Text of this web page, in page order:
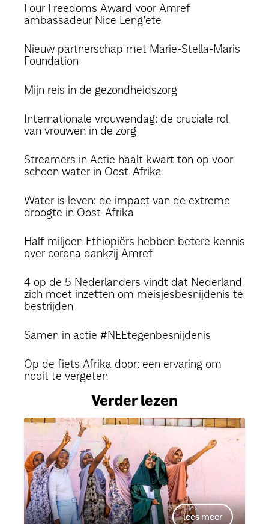
Four Freedoms Award voor Amref
ambassadeur Nice Leng’ete
Nieuw partnerschap met Marie-Stella-Maris
Foundation
Mijn reis in de gezondheidszorg
Internationale vrouwendag: de cruciale rol
van vrouwen in de zorg
Streamers in Actie haalt kwart ton op voor
schoon water in Oost-Afrika
Water is leven: de impact van de extreme
droogte in Oost-Afrika
Half miljoen Ethiopiërs hebben betere kennis
over corona dankzij Amref
4 op de 5 Nederlanders vindt dat Nederland
zich moet inzetten om meisjesbesnijdenis te
bestrijden
Samen in actie #NEEtegenbesnijdenis
Op de fiets Afrika door: een ervaring om
nooit te vergeten
Verder lezen